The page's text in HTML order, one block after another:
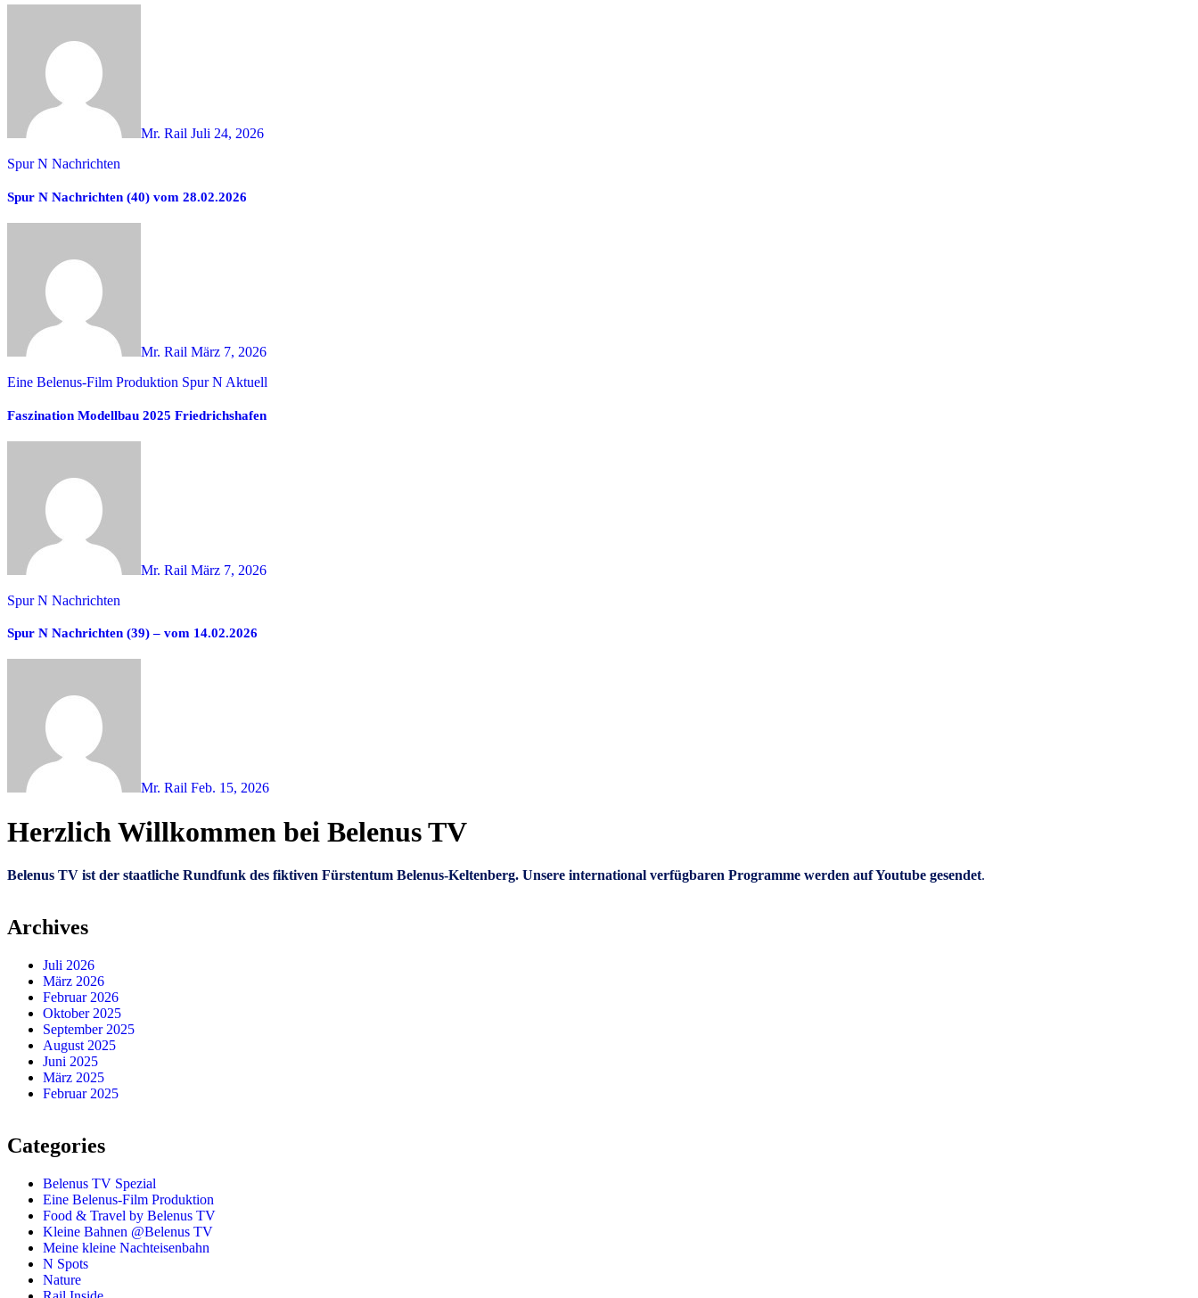
Mr. Rail Juli 24, 2026
Spur N Nachrichten
Spur N Nachrichten (40) vom 28.02.2026
Mr. Rail März 7, 2026
Eine Belenus-Film Produktion Spur N Aktuell
Faszination Modellbau 2025 Friedrichshafen
Mr. Rail März 7, 2026
Spur N Nachrichten
Spur N Nachrichten (39) – vom 14.02.2026
Mr. Rail Feb. 15, 2026
Herzlich Willkommen bei Belenus TV
Belenus TV ist der staatliche Rundfunk des fiktiven Fürstentum Belenus-Keltenberg. Unsere international verfügbaren Programme werden auf Youtube gesendet.
Archives
Juli 2026
März 2026
Februar 2026
Oktober 2025
September 2025
August 2025
Juni 2025
März 2025
Februar 2025
Categories
Belenus TV Spezial
Eine Belenus-Film Produktion
Food & Travel by Belenus TV
Kleine Bahnen @Belenus TV
Meine kleine Nachteisenbahn
N Spots
Nature